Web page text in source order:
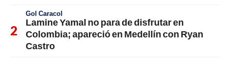
Gol Caracol
Lamine Yamal no para de disfrutar en
Colombia; apareció en Medellín con Ryan
Castro